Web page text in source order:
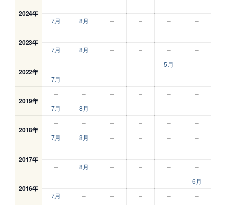
2024年
– – – – –
–
7月
8月 – – – –
2023年
– – – – –
–
7月
8月 – – – –
2022年
– – – – 5月
–
7月
– – – – –
2019年
– – – – –
–
7月
8月 – – – –
2018年
– – – – –
–
7月
8月 – – – –
2017年
– – – – –
–
–
8月 – – – –
2016年
– – – – –
6月
7月
– – – – –